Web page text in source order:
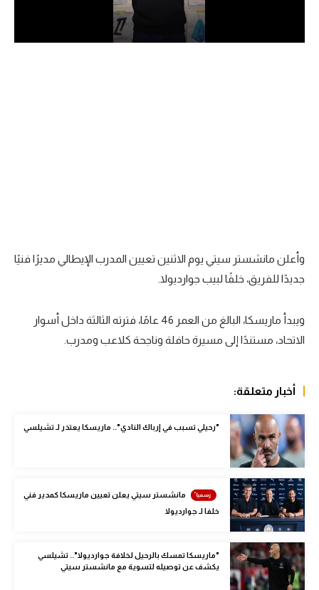
دوري أبطال إفريقيا
سعودي في الجول
الدوري الإنجليزي
الدوري الإسباني
دوري أبطال أوروبا
أمم إفريقيا
كرة السلة الأمريكية
كرة سلة
كرة يد
كرة طائرة
الوطن العربي
وأعلن مانشستر سيتي يوم الاثنين تعيين المدرب الإيطالي مديرًا فنيًا
جديدًا للفريق، خلفًا لبيب جوارديولا.
ويبدأ ماريسكا، البالغ من العمر 46 عامًا، فترته الثالثة داخل أسوار
الاتحاد، مستندًا إلى مسيرة حافلة وناجحة كلاعب ومدرب.
أخبار متعلقة:
"رحيلي تسبب في إرباك النادي".. ماريسكا يعتذر لـ تشيلسي
مانشستر سيتي يعلن تعيين ماريسكا كمدير فني
خلفا لـ جوارديولا
"ماريسكا تمسك بالرحيل لخلافة جوارديولا".. تشيلسي
يكشف عن توصيله لتسوية مع مانشستر سيتي